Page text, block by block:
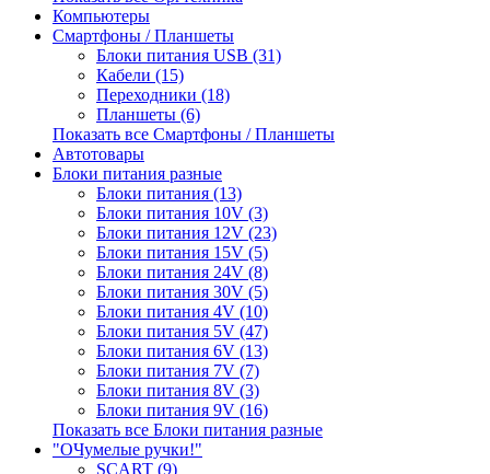
Компьютеры
Смартфоны / Планшеты
Блоки питания USB (31)
Кабели (15)
Переходники (18)
Планшеты (6)
Показать все Смартфоны / Планшеты
Автотовары
Блоки питания разные
Блоки питания (13)
Блоки питания 10V (3)
Блоки питания 12V (23)
Блоки питания 15V (5)
Блоки питания 24V (8)
Блоки питания 30V (5)
Блоки питания 4V (10)
Блоки питания 5V (47)
Блоки питания 6V (13)
Блоки питания 7V (7)
Блоки питания 8V (3)
Блоки питания 9V (16)
Показать все Блоки питания разные
"ОЧумелые ручки!"
SCART (9)